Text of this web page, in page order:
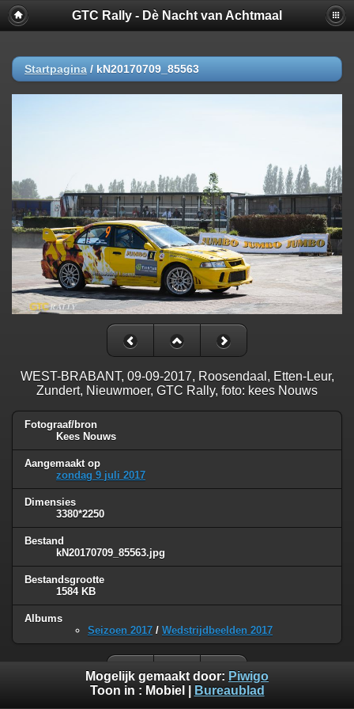
GTC Rally - Dè Nacht van Achtmaal
Startpagina / kN20170709_85563
WEST-BRABANT, 09-09-2017, Roosendaal, Etten-Leur,
Zundert, Nieuwmoer, GTC Rally, foto: kees Nouws
Fotograaf/bron
Kees Nouws
Aangemaakt op
zondag 9 juli 2017
Dimensies
3380*2250
Bestand
kN20170709_85563.jpg
Bestandsgrootte
1584 KB
Albums
Seizoen 2017 / Wedstrijdbeelden 2017
Mogelijk gemaakt door: Piwigo
Toon in : Mobiel Bureaublad